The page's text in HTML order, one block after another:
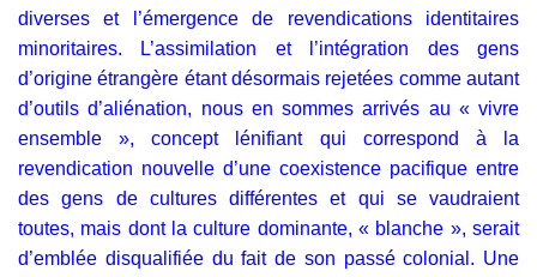
diverses et l’émergence de revendications identitaires
minoritaires. L’assimilation et l’intégration des gens
d’origine étrangère étant désormais rejetées comme autant
d’outils d’aliénation, nous en sommes arrivés au « vivre
ensemble », concept lénifiant qui correspond à la
revendication nouvelle d’une coexistence pacifique entre
des gens de cultures différentes et qui se vaudraient
toutes, mais dont la culture dominante, « blanche », serait
d’emblée disqualifiée du fait de son passé colonial. Une